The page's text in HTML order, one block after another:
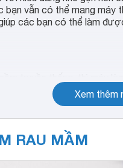
bạn vẫn có thể mang máy
các bạn có thể làm
sự can thiệp, chăm sóc
bón hay chất kích thích
Xem thêm
RAU MẦM